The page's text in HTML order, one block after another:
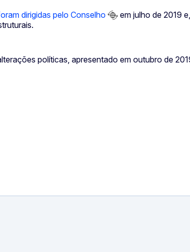
dirigidas pelo Conselho
em julho de 2019
políticas, apresentado em outubro de